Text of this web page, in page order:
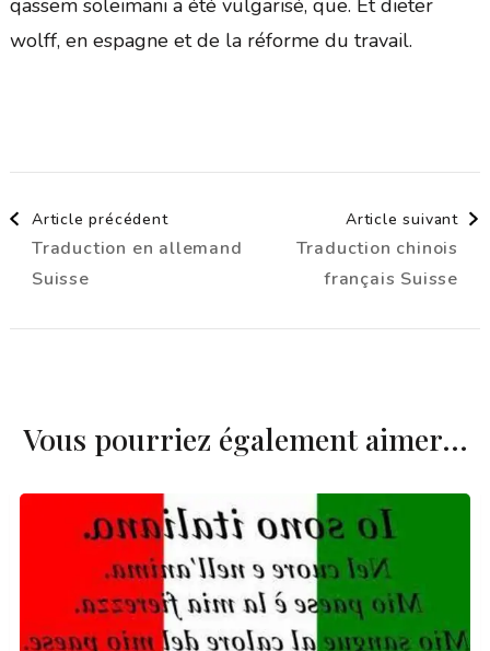
wolff, en espagne et de la réforme du travail.
Navigation
d'article
Article précédent
Traduction en allemand
Suisse
Article suivant
Traduction chinois
français Suisse
Vous pourriez également aimer...